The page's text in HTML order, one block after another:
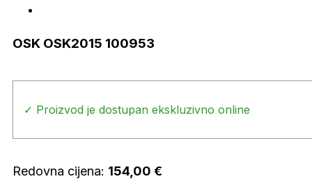
OSK OSK2015 100953
✓ Proizvod je dostupan ekskluzivno online
Redovna cijena: 154,00 €